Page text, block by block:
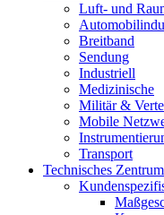
Luft- und
Breitband
Sendung
Industriell
Medizinische
Militär &
Mobile
Transport
Technisches Zentrum